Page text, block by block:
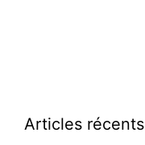
Articles récents